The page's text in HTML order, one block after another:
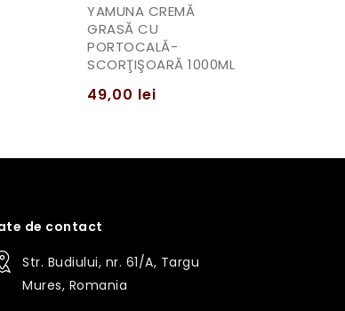
YAMUNA CREMĂ
GRASĂ CU
PORTOCALĂ-
SCORŢIŞOARĂ 1000ML
49,00 lei
de contact
Str. Budiului, nr. 61/A, Targu
Mures, Romania